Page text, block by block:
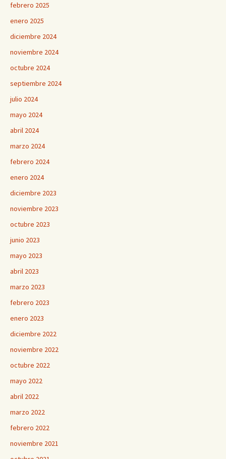
febrero 2025
enero 2025
diciembre 2024
noviembre 2024
octubre 2024
septiembre 2024
julio 2024
mayo 2024
abril 2024
marzo 2024
febrero 2024
enero 2024
diciembre 2023
noviembre 2023
octubre 2023
junio 2023
mayo 2023
abril 2023
marzo 2023
febrero 2023
enero 2023
diciembre 2022
noviembre 2022
octubre 2022
mayo 2022
abril 2022
marzo 2022
febrero 2022
noviembre 2021